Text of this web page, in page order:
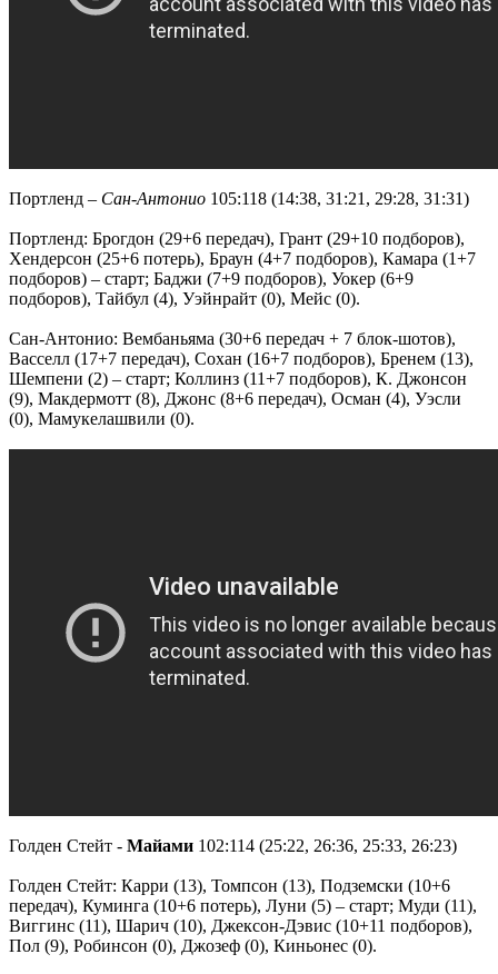
Портленд – Сан-Антонио 105:118 (14:38, 31:21, 29:28, 31:31)
Портленд: Брогдон (29+6 передач), Грант (29+10 подборов),
Хендерсон (25+6 потерь), Браун (4+7 подборов), Камара (1+7
подборов) – старт; Баджи (7+9 подборов), Уокер (6+9
подборов), Тайбул (4), Уэйнрайт (0), Мейс (0).
Сан-Антонио: Вембаньяма (30+6 передач + 7 блок-шотов),
Васселл (17+7 передач), Сохан (16+7 подборов), Бренем (13),
Шемпени (2) – старт; Коллинз (11+7 подборов), К. Джонсон
(9), Макдермотт (8), Джонс (8+6 передач), Осман (4), Уэсли
(0), Мамукелашвили (0).
Голден Стейт - Майами 102:114 (25:22, 26:36, 25:33, 26:23)
Голден Стейт: Карри (13), Томпсон (13), Подземски (10+6
передач), Куминга (10+6 потерь), Луни (5) – старт; Муди (11),
Виггинс (11), Шарич (10), Джексон-Дэвис (10+11 подборов),
Пол (9), Робинсон (0), Джозеф (0), Киньонес (0).